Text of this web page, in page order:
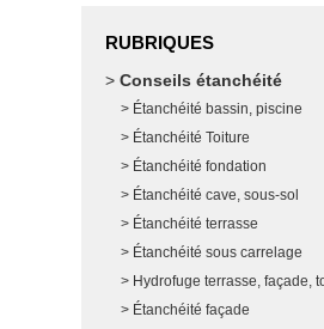
RUBRIQUES
Conseils étanchéité
Étanchéité bassin, piscine
Étanchéité Toiture
Étanchéité fondation
Étanchéité cave, sous-sol
Étanchéité terrasse
Étanchéité sous carrelage
Hydrofuge terrasse, façade,
Étanchéité façade